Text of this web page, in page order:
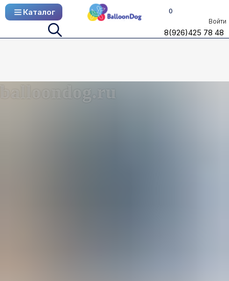
Каталог
Войти
0
8(926)425 78 48
Каталог
8(926)425 78 48
balloondog.ru